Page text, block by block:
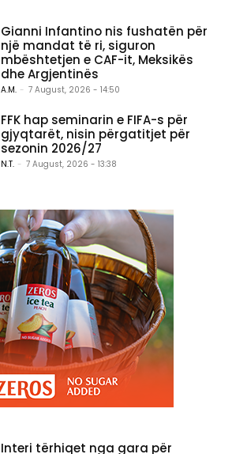
Gianni Infantino nis fushatën për
një mandat të ri, siguron
mbështetjen e CAF-it, Meksikës
dhe Argjentinës
A.M. - 7 August, 2026 - 14:50
FFK hap seminarin e FIFA-s për
gjyqtarët, nisin përgatitjet për
sezonin 2026/27
N.T. - 7 August, 2026 - 13:38
Interi tërhiqet nga gara për